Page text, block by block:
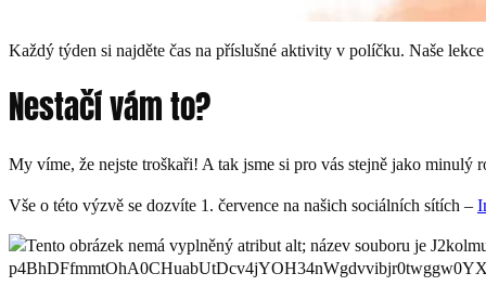
Každý týden si najděte čas na příslušné aktivity v políčku. Naše
Nestačí vám to?
My víme, že nejste troškaři! A tak jsme si pro vás stejně jako
Vše o této výzvě se dozvíte 1. července na našich sociálních sítích –